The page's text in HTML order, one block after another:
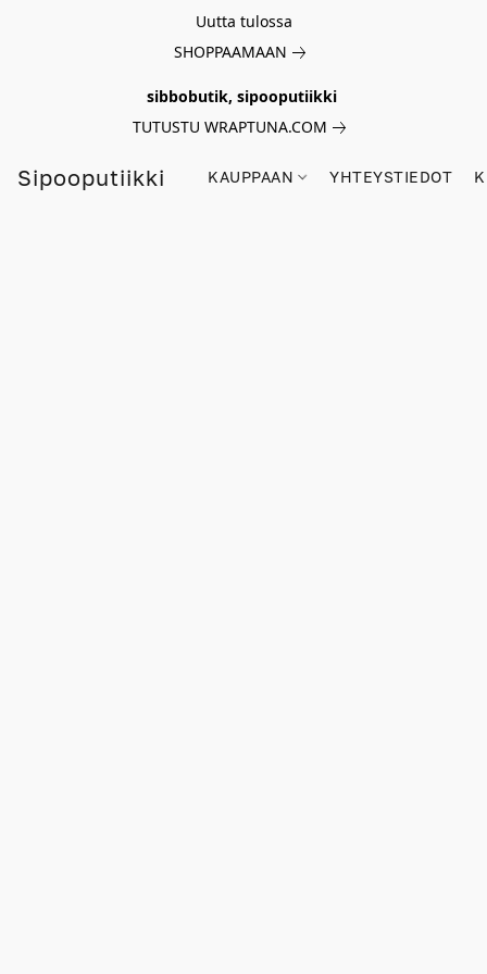
Uutta tulossa
SHOPPAAMAAN
sibbobutik, sipooputiikki
TUTUSTU WRAPTUNA.COM
Sipooputiikki KAUPPAAN YHTEYSTIEDOT